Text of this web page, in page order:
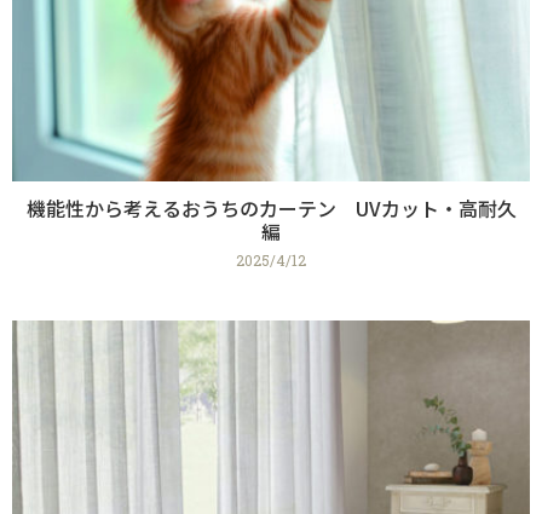
機能性から考えるおうちのカーテン UVカット・高耐久
編
2025/4/12